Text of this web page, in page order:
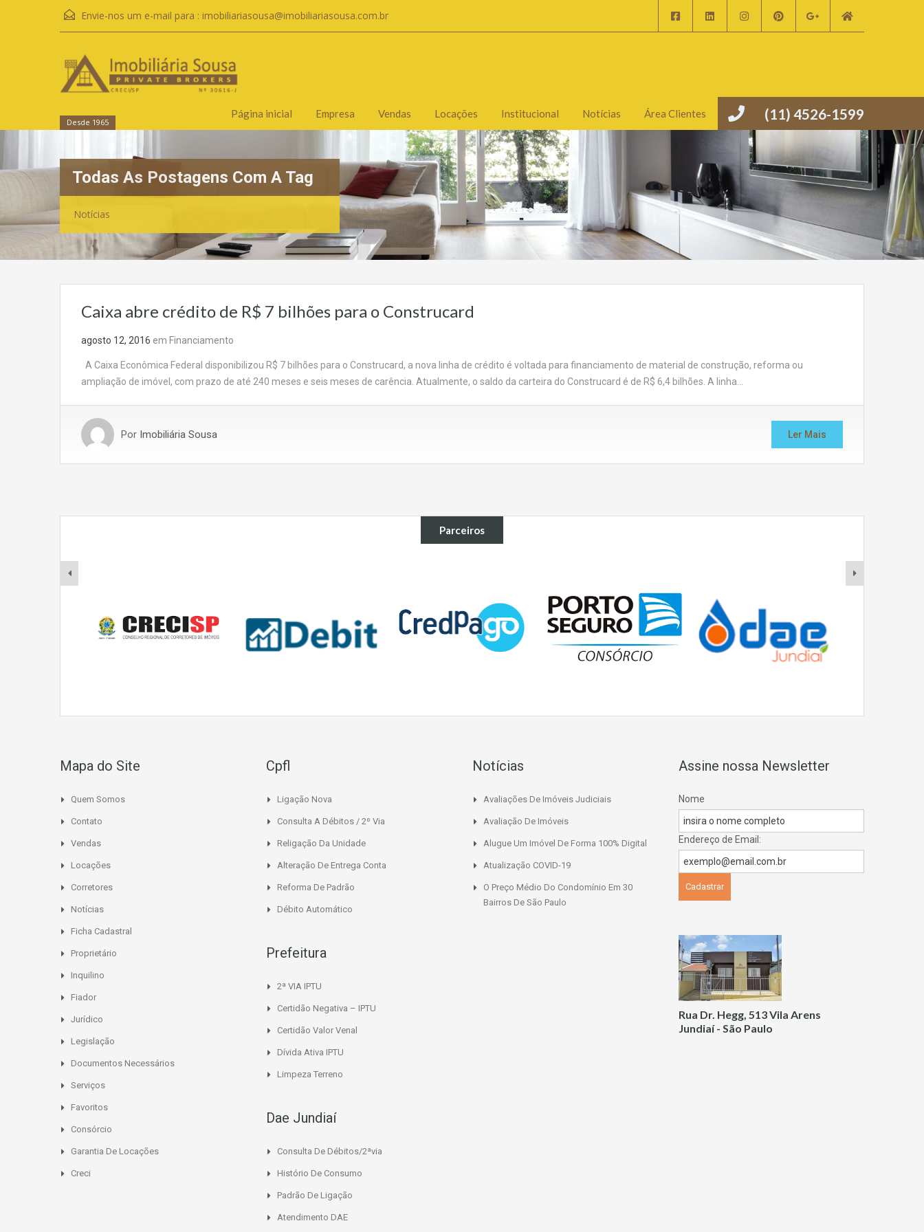
Envie-nos um e-mail para : imobiliariasousa@imobiliariasousa.com.br
Desde 1965 (11) 4526-1599
Página inicial Empresa Vendas Locações Institucional Notícias Área Clientes
Todas As Postagens Com A Tag
Notícias
Caixa abre crédito de R$ 7 bilhões para o Construcard
agosto 12, 2016 em Financiamento
A Caixa Econômica Federal disponibilizou R$ 7 bilhões para o Construcard, a nova linha de crédito é voltada para financiamento de material de construção, reforma ou
ampliação de imóvel, com prazo de até 240 meses e seis meses de carência. Atualmente, o saldo da carteira do Construcard é de R$ 6,4 bilhões. A linha…
Por Imobiliária Sousa Ler Mais
Parceiros
Mapa do Site
Quem Somos
Contato
Vendas
Locações
Corretores
Notícias
Ficha Cadastral
Proprietário
Inquilino
Fiador
Jurídico
Legislação
Documentos Necessários
Serviços
Favoritos
Consórcio
Garantia De Locações
Creci
Cpfl
Ligação Nova
Consulta A Débitos / 2º Via
Religação Da Unidade
Alteração De Entrega Conta
Reforma De Padrão
Débito Automático
Prefeitura
2ª VIA IPTU
Certidão Negativa – IPTU
Certidão Valor Venal
Dívida Ativa IPTU
Limpeza Terreno
Dae Jundiaí
Consulta De Débitos/2ªvia
Histório De Consumo
Padrão De Ligação
Atendimento DAE
Notícias
Avaliações De Imóveis Judiciais
Avaliação De Imóveis
Alugue Um Imóvel De Forma 100% Digital
Atualização COVID-19
O Preço Médio Do Condomínio Em 30
Bairros De São Paulo
Assine nossa Newsletter
Nome
Endereço de Email:
Rua Dr. Hegg, 513 Vila Arens
Jundiaí - São Paulo